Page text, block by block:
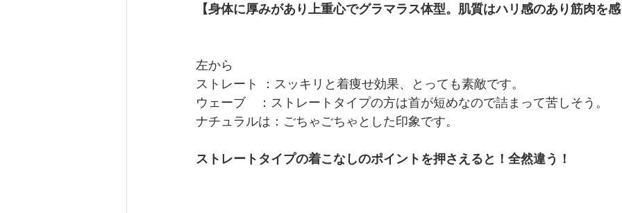
【身体に厚みがあり上重心でグラマラス体型。肌質はハリ感のあり筋肉を
左から
ストレート ：スッキリと着痩せ効果、とっても素敵です。
ウェーブ　：ストレートタイプの方は首が短めなので詰まって苦しそう。
ナチュラルは：ごちゃごちゃとした印象です。
ストレートタイプの着こなしのポイントを押さえると！全然違う！